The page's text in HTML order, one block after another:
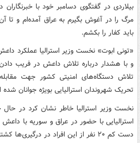
بیلاردی در گفتگوی دسامبر خود با خبرنگاران
مرگ را در آغوش بگیرم به عراق آمده‌ام و تا
باید کفار را بکشم.
«تونی ابوت» نخست وزیر استرالیا عملکرد
و با هشدار درباره تلاش داعش در فریب دادن
تلاش دستگاه‌های امنیتی کشور جهت
تحریک شهروندان استرالیایی بویژه جوانان
استرالیایی با حضور در عراق و سوریه با
دست کم ۲۰ نفر از این افراد در درگیری‌ها کشته شده‌اند.